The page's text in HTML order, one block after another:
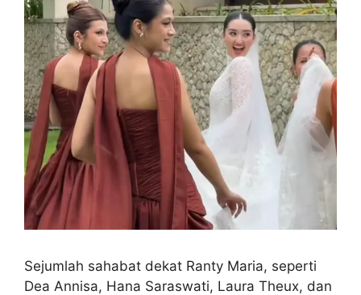
Sejumlah sahabat dekat Ranty Maria, seperti
Dea Annisa, Hana Saraswati, Laura Theux, dan